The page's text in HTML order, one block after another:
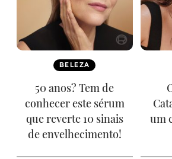
BELEZA
50 anos? Tem de
conhecer este sérum
que reverte 10 sinais
de envelhecimento!
um